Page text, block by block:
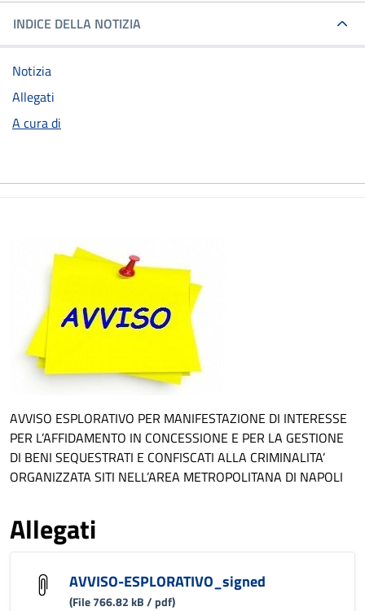
INDICE DELLA NOTIZIA
Notizia
Allegati
A cura di
AVVISO ESPLORATIVO PER MANIFESTAZIONE DI INTERESSE
PER L’AFFIDAMENTO IN CONCESSIONE E PER LA GESTIONE
DI BENI SEQUESTRATI E CONFISCATI ALLA CRIMINALITA’
ORGANIZZATA SITI NELL’AREA METROPOLITANA DI NAPOLI
Allegati
AVVISO-ESPLORATIVO_signed
(File 766.82 kB / pdf)